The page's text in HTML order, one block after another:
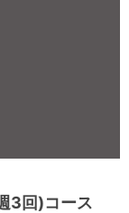
3回)コース